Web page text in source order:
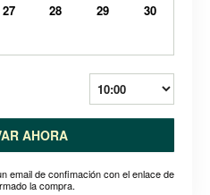
27 28 29
30
AHORA
email de confimación con el enlace de
la compra.